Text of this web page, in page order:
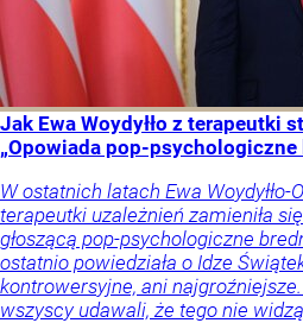
Jak Ewa Woydyłło z terapeutki
„Opowiada pop-psychologiczne
W ostatnich latach Ewa
terapeutki uzależnień zamieniła
głoszącą pop-psychologiczne
ostatnio powiedziała o Idze
kontrowersyjne, ani
wszyscy udawali, że tego nie